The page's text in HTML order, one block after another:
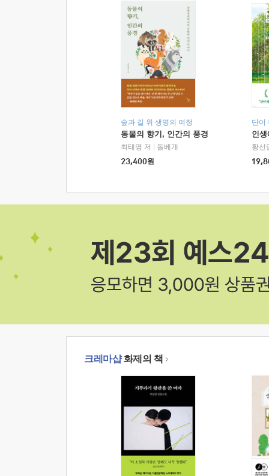
숲과 길 위 생명의 여정
동물의 향기, 인간의 풍경
최태영 저
돌베개
23,400원
단어
인
황선
크레마샵화제의 책